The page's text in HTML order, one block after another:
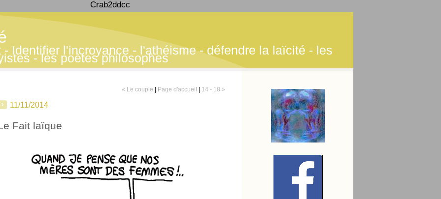
Crab2ddcc
- Identifier l'incroyance - l'athéisme - défendre la laïcité - les
- les poètes philosophes
« Le couple Page d'accueil 14 - 18 »
11/11/2014
Fait laïque